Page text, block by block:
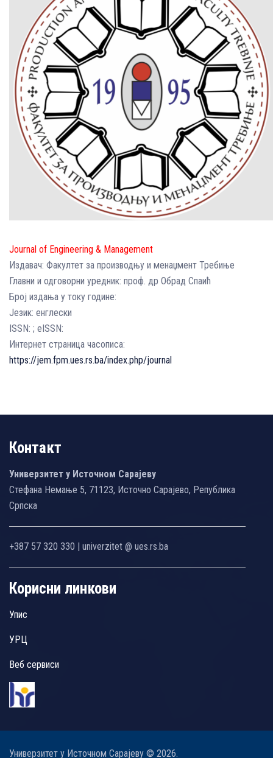
Journal of Engineering & Management
Издавач: Факултет за производњу и менаџмент Требиње
Главни и одговорни уредник: проф. др Обрад Спаић
Број издања у току године:
Језик: енглески
ISSN: ; еISSN:
Интернет страница часописа:
https://jem.fpm.ues.rs.ba/index.php/journal
Контакт
Универзитет у Источном Сарајеву
Стефана Немање 5, 71123, Источно Сарајево, Република
Српска
+387 57 320 330 | univerzitet @ ues.rs.ba
Корисни линкови
Упис
УРЦ
Веб сервиси
Универзитет у Источном Сарајеву © 2026.